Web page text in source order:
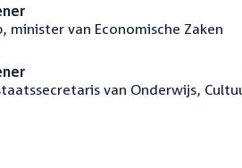
minister van Economische Zaken
van Onderwijs,